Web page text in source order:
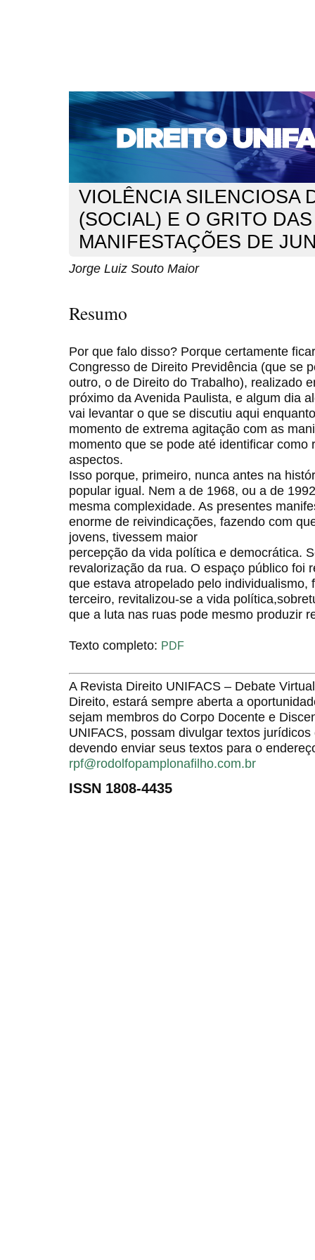
CAPA SOBRE ACESSO CADASTRO
NOTÍCIAS
EDIÇÕES DE Nº 1 A 100 WEBMAIL
Capa>n. 159 (2013) > Souto Maior
VIOLÊNCIA SILENCIOSA
(SOCIAL) E O GRITO DAS
MANIFESTAÇÕES DE
Jorge Luiz Souto Maior
Resumo
Por que falo disso? Porque certamente
Congresso de Direito Previdência (que se
outro, o de Direito do Trabalho), realizado
próximo da Avenida Paulista, e algum dia
vai levantar o que se discutiu aqui
momento de extrema agitação com as
momento que se pode até identificar como
aspectos.
Isso porque, primeiro, nunca antes na
popular igual. Nem a de 1968, ou a de
mesma complexidade. As presentes
enorme de reivindicações, fazendo com
jovens, tivessem maior
percepção da vida política e democrática.
revalorização da rua. O espaço público foi
que estava atropelado pelo individualismo,
terceiro, revitalizou-se a vida
que a luta nas ruas pode mesmo produzir
Texto completo: PDF
A Revista Direito UNIFACS – Debate
Direito, estará sempre aberta a
sejam membros do Corpo Docente e
UNIFACS, possam divulgar textos
devendo enviar seus textos para o
rpf@rodolfopamplonafilho.com.br
ISSN 1808-4435